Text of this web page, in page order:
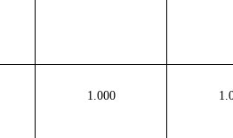
1.000